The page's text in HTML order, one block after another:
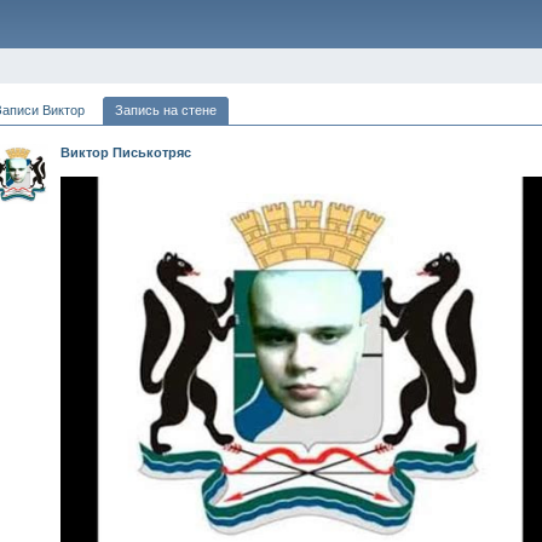
Виктор Запись на стене
Виктор Писькотряс